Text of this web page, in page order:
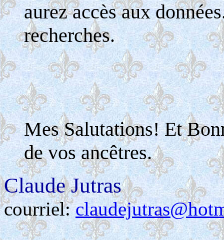
aurez accès aux
recherches.
Mes Salutations! Et
de vos ancêtres.
Claude Jutras
courriel: